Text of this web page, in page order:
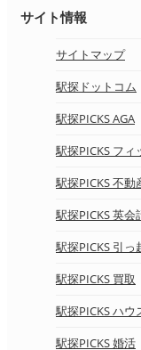
サイト情報
サイトマップ
駅探ドットコム
駅探PICKS AGA
駅探PICKS フィ
駅探PICKS 不動
駅探PICKS 英会
駅探PICKS 引っ
駅探PICKS 買取
駅探PICKS ハ
駅探PICKS 婚活